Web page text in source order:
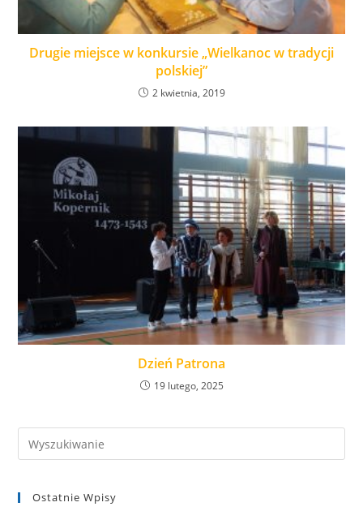
Drugie miejsce w konkursie „Wielkanoc w tradycji
polskiej”
2 kwietnia, 2019
Dzień Patrona
19 lutego, 2025
Ostatnie Wpisy